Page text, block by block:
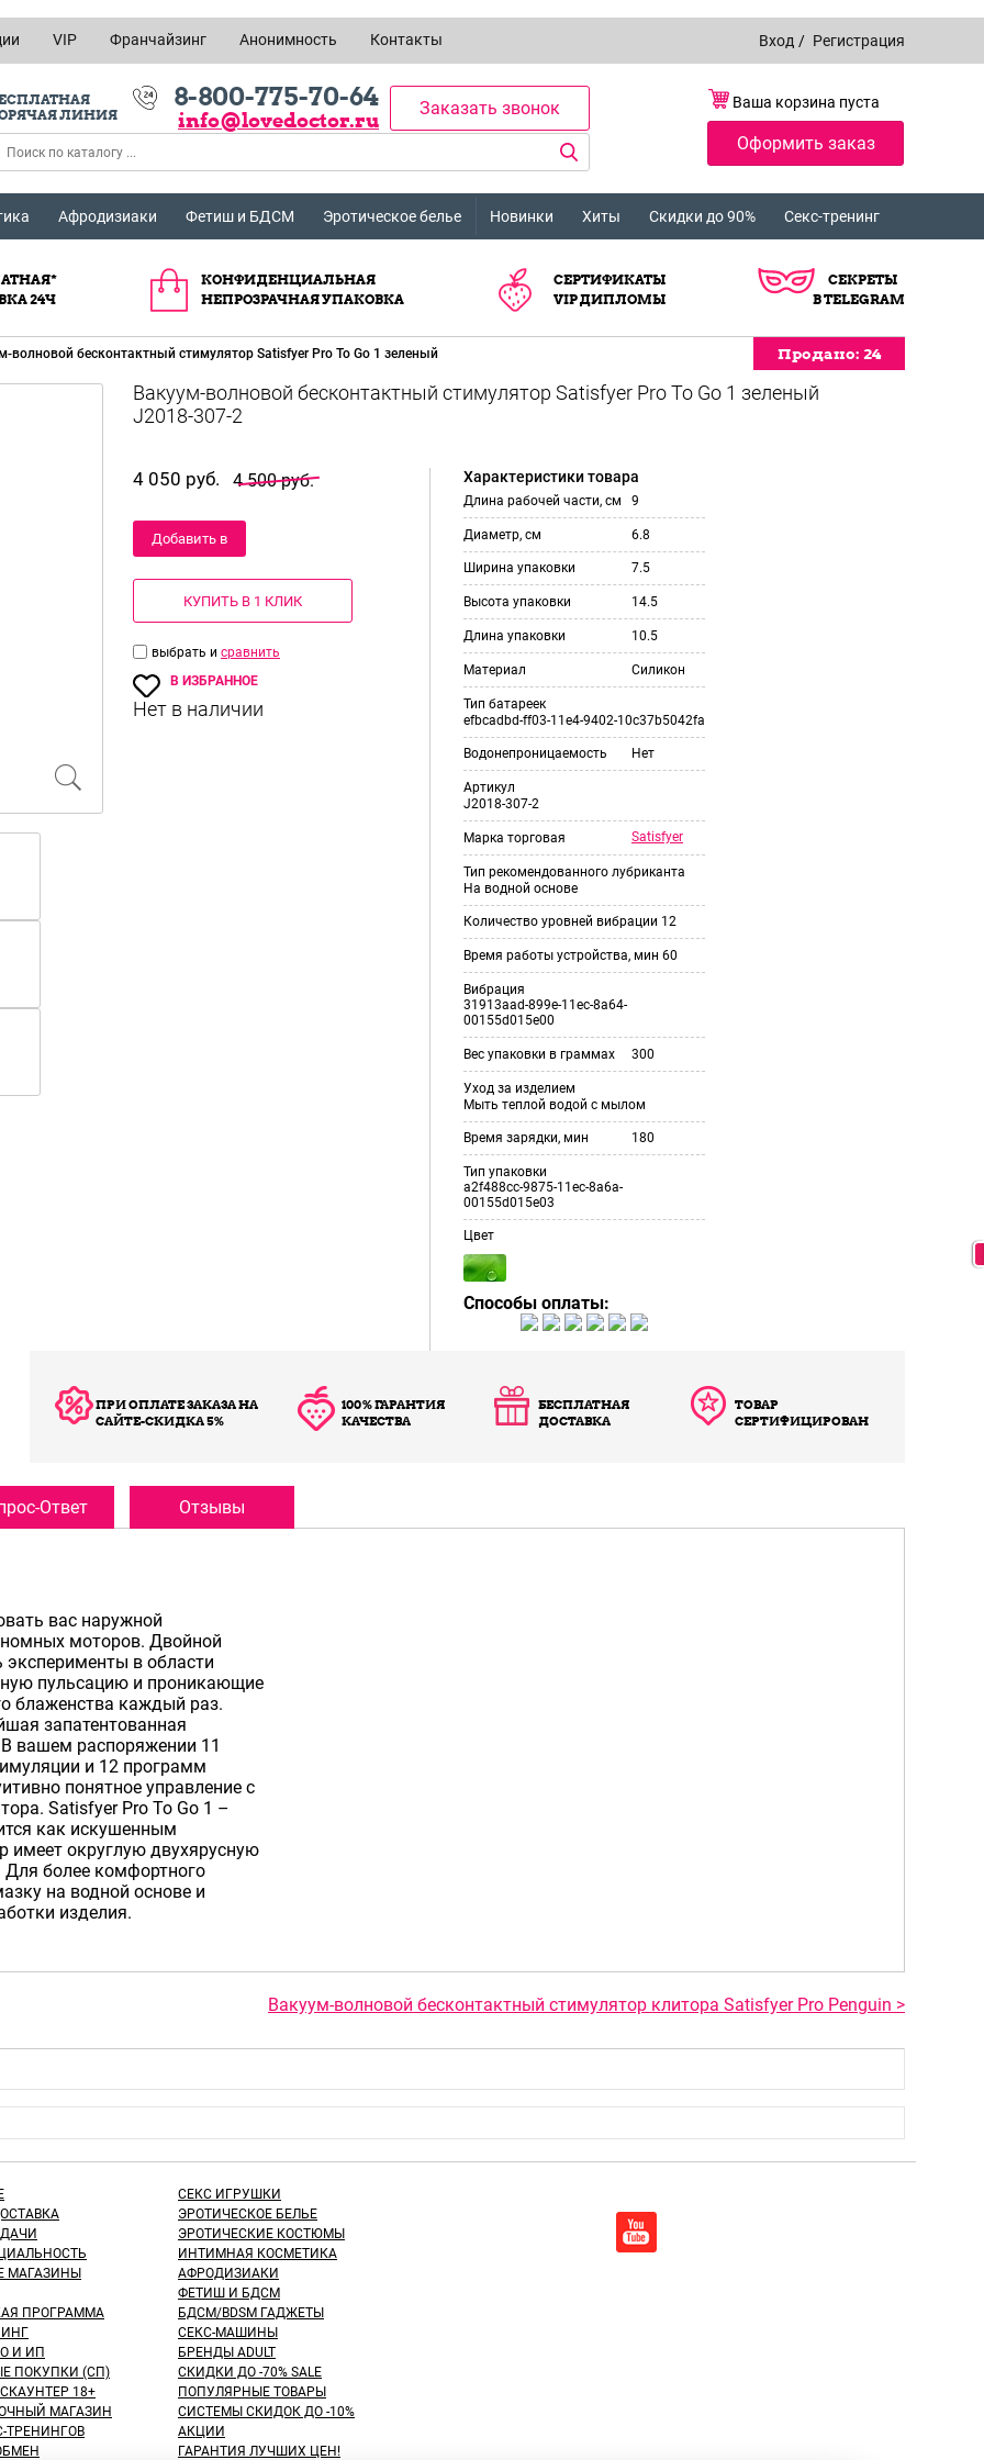
VIP Франчайзинг Анонимность Контакты Вход / Регистрация
ЛИНИЯ
8-800-775-70-64
info@lovedoctor.ru
Заказать звонок Ваша корзина пуста
Оформить заказ
Афродизиаки Фетиш и БДСМ Эротическое белье Новинки Хиты Скидки до 90% Секс-тренинг
24Ч
КОНФИДЕНЦИАЛЬНАЯ
НЕПРОЗРАЧНАЯ УПАКОВКА
СЕРТИФИКАТЫ
VIP ДИПЛОМЫ
СЕКРЕТЫ
В TELEGRAM
волновой бесконтактный стимулятор Satisfyer Pro To Go 1 зеленый Продано: 24
Продано: 24
Продано: 24
Продано: 24
Продано: 24
Продано: 24
Продано: 24
Продано: 24
Продано: 24
Продано: 24
Продано: 24
Продано: 24
Продано: 24
Продано: 24
Продано: 24
4 050 руб. 4 500 руб.
Добавить в
корзину
КУПИТЬ В 1 КЛИК
выбрать и сравнить
В ИЗБРАННОЕ
Характеристики товара
Длина рабочей части, см 9
Диаметр, см 6.8
Ширина упаковки 7.5
Высота упаковки 14.5
Длина упаковки 10.5
Материал Силикон
Тип батареек
efbcadbd-ff03-11e4-9402-10c37b5042fa
Водонепроницаемость Нет
Артикул
J2018-307-2
Марка торговая Satisfyer
Тип рекомендованного лубриканта
На водной основе
Количество уровней вибрации 12
Время работы устройства, мин 60
Вибрация
31913aad-899e-11ec-8a64-
00155d015e00
Вес упаковки в граммах 300
Уход за изделием
Мыть теплой водой с мылом
Время зарядки, мин 180
Тип упаковки
a2f488cc-9875-11ec-8a6a-
00155d015e03
Цвет
Способы оплаты:
ПРИ ОПЛАТЕ ЗАКАЗА НА
САЙТЕ-СКИДКА 5%
100% ГАРАНТИЯ
КАЧЕСТВА
БЕСПЛАТНАЯ
ДОСТАВКА
ТОВАР
СЕРТИФИЦИРОВАН
Ответ Отзывы
вас наружной
моторов. Двойной
в области
пульсацию и проникающие
блаженства каждый раз.
запатентованная
вашем распоряжении 11
и 12 программ
понятное управление с
Satisfyer Pro To Go 1 –
как искушенным
имеет округлую двухярусную
более комфортного
на водной основе и
изделия.
Вакуум-волновой бесконтактный стимулятор клитора Satisfyer Pro Penguin >
МАГАЗИНЫ
ПРОГРАММА
И ИП
ПОКУПКИ (СП)
18+
МАГАЗИН
ТРЕНИНГОВ
СЕКС ИГРУШКИ
ЭРОТИЧЕСКОЕ БЕЛЬЕ
ЭРОТИЧЕСКИЕ КОСТЮМЫ
ИНТИМНАЯ КОСМЕТИКА
АФРОДИЗИАКИ
ФЕТИШ И БДСМ
БДСМ/BDSM ГАДЖЕТЫ
СЕКС-МАШИНЫ
БРЕНДЫ ADULT
СКИДКИ ДО -70% SALE
ПОПУЛЯРНЫЕ ТОВАРЫ
СИСТЕМЫ СКИДОК ДО -10%
АКЦИИ
ГАРАНТИЯ ЛУЧШИХ ЦЕН!